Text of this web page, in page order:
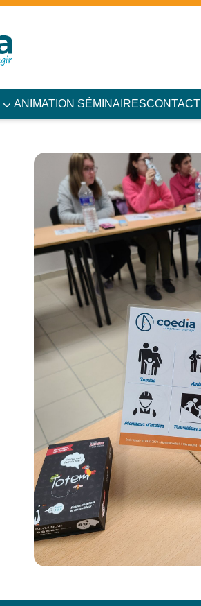
ANIMATION SÉMINAIRESCONTACT